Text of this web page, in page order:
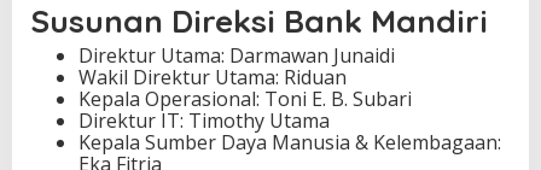
Susunan Direksi Bank Mandiri
Direktur Utama: Darmawan Junaidi
Wakil Direktur Utama: Riduan
Kepala Operasional: Toni E. B. Subari
Direktur IT: Timothy Utama
Kepala Sumber Daya Manusia & Kelembagaan:
Eka Fitria